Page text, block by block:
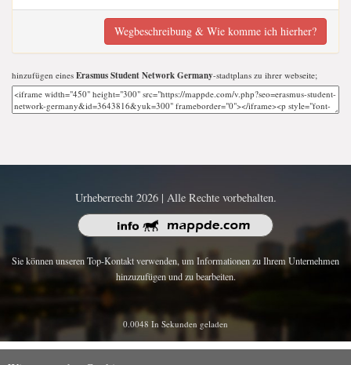
Wegbeschreibung & Wie komme ich hierher?
hinzufügen eines Erasmus Student Network Germany-stadtplans zu ihrer webseite;
Urheberrecht 2026 | Alle Rechte vorbehalten.
Sie können unseren Top-Kontakt verwenden, um Informationen zu Ihrem Unternehmen
hinzuzufügen und zu bearbeiten.
0.0048 In Sekunden geladen